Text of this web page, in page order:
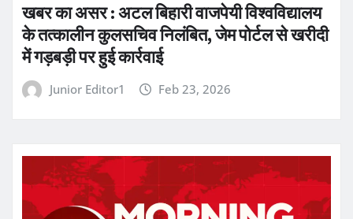
खबर का असर : अटल बिहारी वाजपेयी विश्वविद्यालय
के तत्कालीन कुलसचिव निलंबित, जेम पोर्टल से खरीदी
में गड़बड़ी पर हुई कार्रवाई
Junior Editor1 Feb 23, 2026